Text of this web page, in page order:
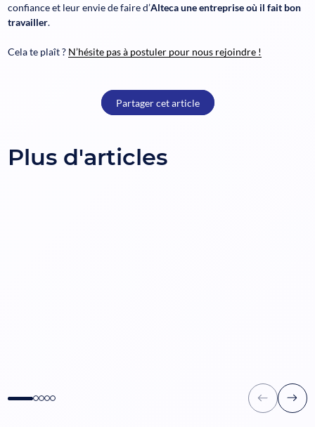
confiance et leur envie de faire d’Alteca une entreprise où il fait bon
travailler.
Cela te plaît ? N’hésite pas à postuler pour nous rejoindre !
Partager cet article
Plus d'articles